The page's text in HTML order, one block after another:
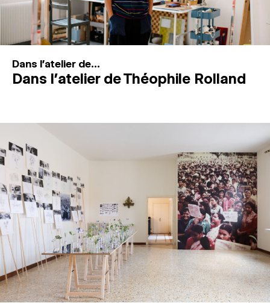
Connexion
Dans l'atelier de...
Dans l’atelier de Théophile Rolland